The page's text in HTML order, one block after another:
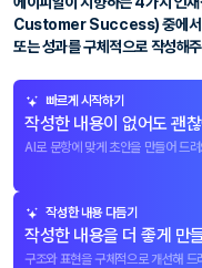
Customer Success) 중에서
또는 성과를 구체적으로 작성해
빠르게 시작하기
작성한 내용이 없어도 괜
AI로 문항에 맞게 초안을 만들어 드려
작성한 내용 다듬기
작성한 내용을 더 좋게 만
구조와 표현을 구체적으로 개선해 드